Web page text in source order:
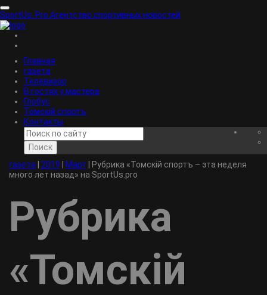
SportUs. Pro Агентство спортивных новостей
Главная
газета
Телевизор
В гостях у мастера
Глобус
Томскiй спортъ
Контакты
Поиск
газета
2019 Март
Рубрика «Томскiй спортъ – эта неделя
много лет назад» на SportUs.pro
Рубрика
«Томскiй